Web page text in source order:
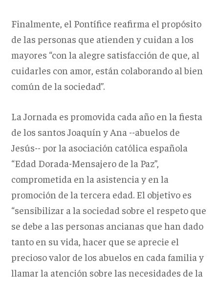
Finalmente, el Pontífice reafirma el propósito
de las personas que atienden y cuidan a los
mayores “con la alegre satisfacción de que, al
cuidarles con amor, están colaborando al bien
común de la sociedad”.
La Jornada es promovida cada año en la fiesta
de los santos Joaquín y Ana --abuelos de
Jesús-- por la asociación católica española
“Edad Dorada-Mensajero de la Paz”,
comprometida en la asistencia y en la
promoción de la tercera edad. El objetivo es
“sensibilizar a la sociedad sobre el respeto que
se debe a las personas ancianas que han dado
tanto en su vida, hacer que se aprecie el
precioso valor de los abuelos en cada familia y
llamar la atención sobre las necesidades de la